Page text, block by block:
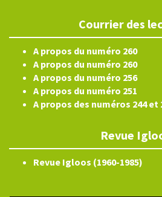
Courrier des
A propos du numéro 260
A propos du numéro 260
A propos du numéro 256
A propos du numéro 251
A propos des numéros 244 et
Revue
Revue Igloos (1960-1985)